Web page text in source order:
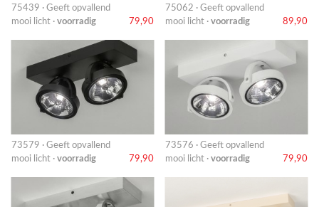
75439 · Geeft opvallend
mooi licht · voorradig 79,90
75062 · Geeft opvallend
mooi licht · voorradig 89,90
73579 · Geeft opvallend
mooi licht · voorradig 79,90
73576 · Geeft opvallend
mooi licht · voorradig 79,90